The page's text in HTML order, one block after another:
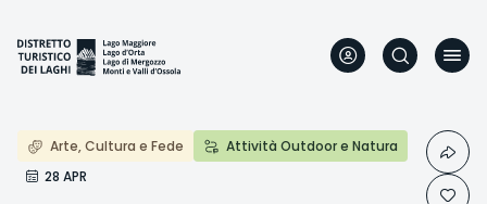
main
content
Arte, Cultura e Fede
Attività Outdoor e Natura
28 APR